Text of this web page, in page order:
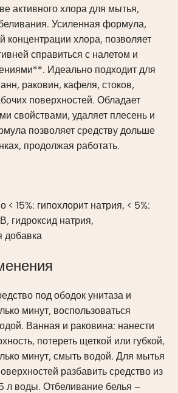
активного хлора для мытья,
Усиленная формула,
концентрации хлора, позволяет
справиться с налетом и
Идеально подходит для
раковин, кафеля, стоков,
поверхностей. Обладает
свойствами, удаляет плесень и
позволяет средству дольше
продолжая работать.
< 15%: гипохлорит натрия, < 5%:
гидроксид натрия,
добавка
под ободок унитаза и
минут, воспользоваться
Ванная и раковина: нанести
потереть щеткой или губкой,
минут, смыть водой. Для мытья
разбавить средство из
л воды. Отбеливание белья –